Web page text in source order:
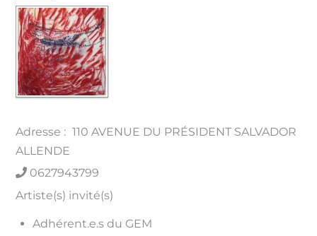
Adresse : 110 AVENUE DU PRÉSIDENT SALVADOR
ALLENDE
0627943799
Artiste(s) invité(s)
Adhérent.e.s du GEM